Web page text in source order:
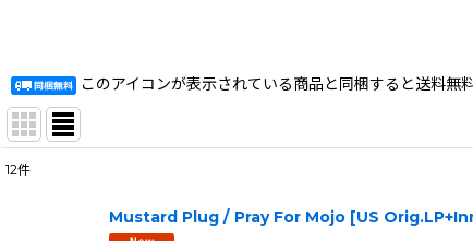
このアイコンが表示されている商品と同梱すると送料無
12件
Mustard Plug / Pray For Mojo [US